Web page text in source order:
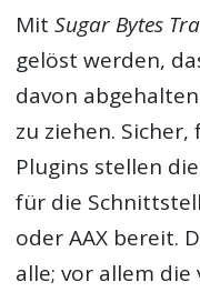
MitSugar Bytes
gelöst werden,
davon
zu ziehen.
Plugins stellen
für die
oder AAX bereit.
alle; vor allem